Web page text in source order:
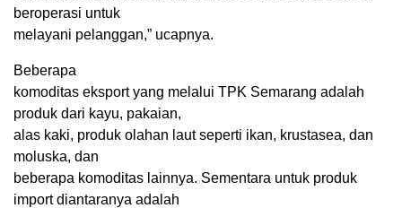
beroperasi untuk
melayani pelanggan,” ucapnya.
Beberapa
komoditas eksport yang melalui TPK Semarang adalah
produk dari kayu, pakaian,
alas kaki, produk olahan laut seperti ikan, krustasea, dan
moluska, dan
beberapa komoditas lainnya. Sementara untuk produk
import diantaranya adalah